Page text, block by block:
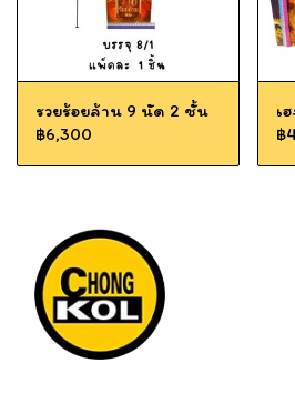
รวยร้อยล้าน 9 นัด 2 ชั้น
฿6,300
เ
฿